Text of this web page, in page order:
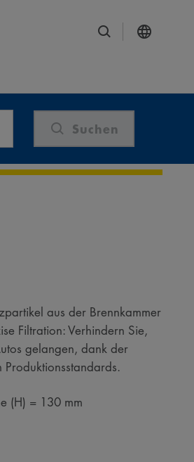
Suchen
aus der Brennkammer
Filtration: Verhindern Sie,
gelangen, dank der
(H) = 130 mm